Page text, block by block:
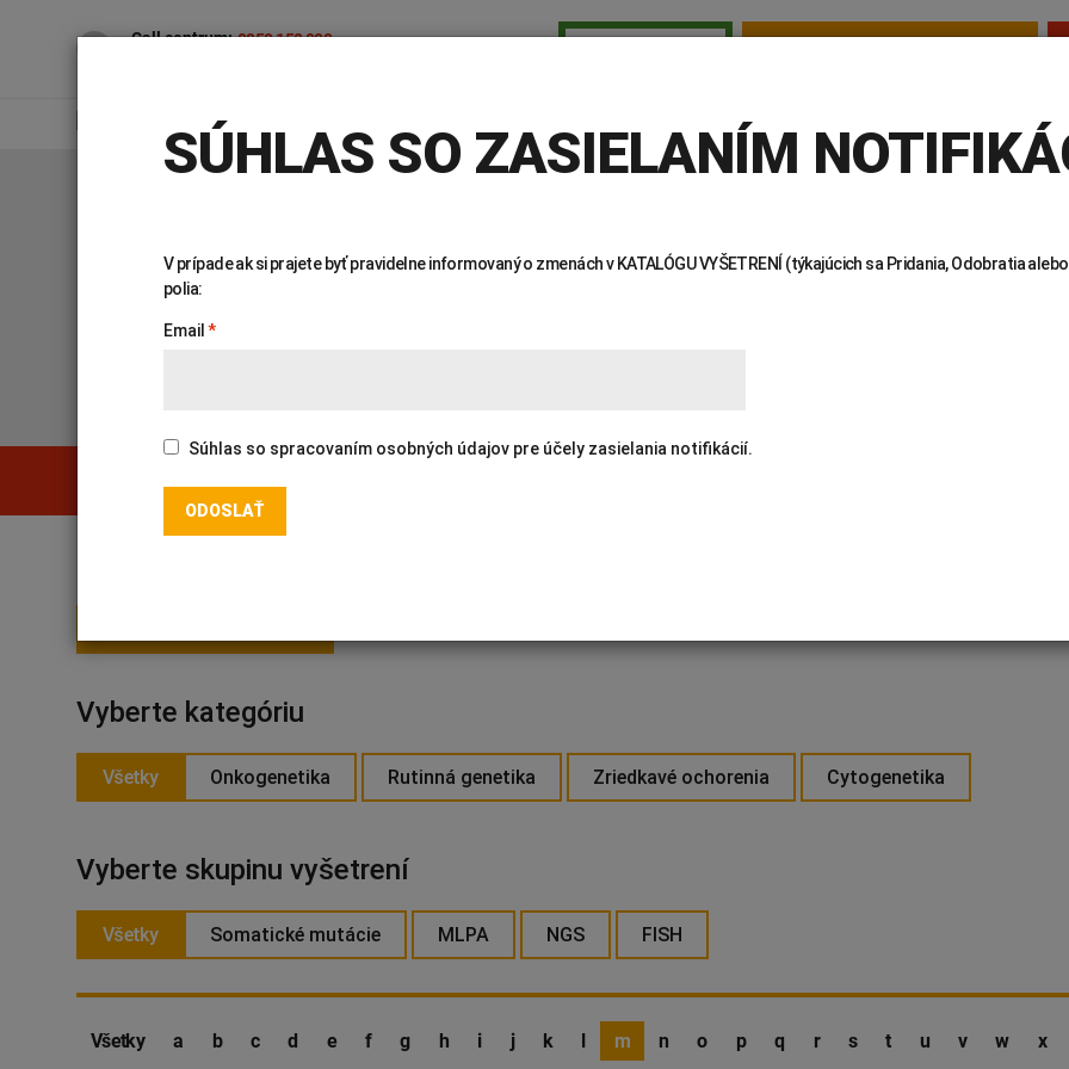
Call centrum: 0850 150 000
Genetika Covid-19 Žiadanky a tlačivá Výsledky vyšetrení
AKTUALITY KDE NÁS
KATALÓG VYŠETRENÍ
PREHĽADÁVAŤ KATALÓG:
Vyberte kategóriu
Všetky Onkogenetika Rutinná genetika Zriedkavé ochorenia Cytogenetika
Vyberte skupinu vyšetrení
Všetky Somatické mutácie MLPA NGS FISH
Všetky a b c d e f g h i j k l m n o p q r s t u v w x
SÚHLAS SO ZASIELANÍM
V prípade ak si prajete byť pravidelne informovaný o zmenách v KATALÓGU VYŠETRENÍ (týkajúcich sa Pridania, Odobratia
polia:
Email
Súhlas so spracovaním osobných údajov pre účely zasielania notifikácií.